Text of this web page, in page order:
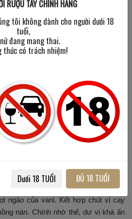
của nhiều hương vị tinh tế
cây chín đỏ, Mận, của vanila và chất
rất rõ nét của dòng vang chát.
rượu vang Pháp Jarosse 2019 vẫn
nhẹ cho người dùng. Vì hương rượu
vẫn còn nét ngọt hậu nhẹ nhàng. Khi
với phiên bản 2019.
2019 cũng khá bén. Nó phảng phất
ngào của vani. Kết hợp chút vị cay
nàn. Chính nhờ thế, dư vị khá ấn
RƯỢU TÂY CHÍNH HÃNG
tôi không dành cho người dưới 18
tuổi,
đang mang thai.
thức có trách nhiệm!
Dưới 18 TUỔI ĐỦ 18 TUỔI